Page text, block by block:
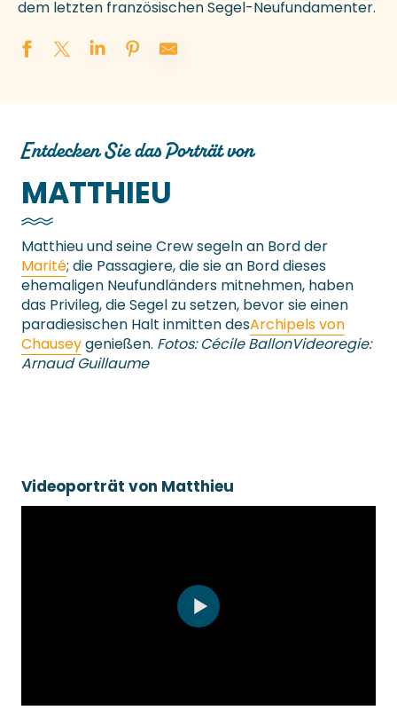
dem letzten französischen Segel-Neufundamenter.
Entdecken Sie das Porträt von
MATTHIEU
Matthieu und seine Crew segeln an Bord der
Marité; die Passagiere, die sie an Bord dieses
ehemaligen Neufundländers mitnehmen, haben
das Privileg, die Segel zu setzen, bevor sie einen
paradiesischen Halt inmitten desArchipels von
Chauseygenießen. Fotos: Cécile BallonVideoregie:
Arnaud Guillaume
Videoporträt von Matthieu